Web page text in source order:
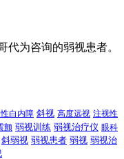
代为咨询的弱视患者。
白内障 斜视 高度远视 注视性
颤 弱视训练 弱视治疗仪 眼科
斜弱视 弱视患者 弱视 弱视治